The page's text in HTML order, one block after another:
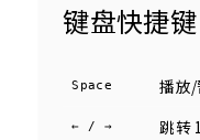
键盘快捷键
Space 播放
← / → 跳转